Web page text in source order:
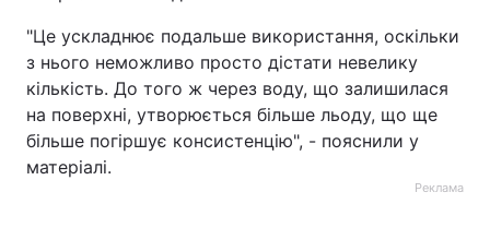
"Це ускладнює подальше використання, оскільки
з нього неможливо просто дістати невелику
кількість. До того ж через воду, що залишилася
на поверхні, утворюється більше льоду, що ще
більше погіршує консистенцію", - пояснили у
матеріалі.
Реклама